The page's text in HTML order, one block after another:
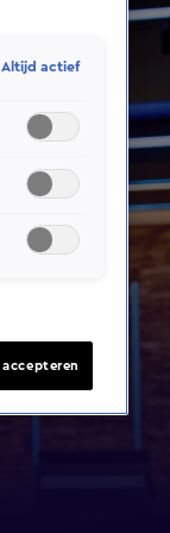
Altijd actief